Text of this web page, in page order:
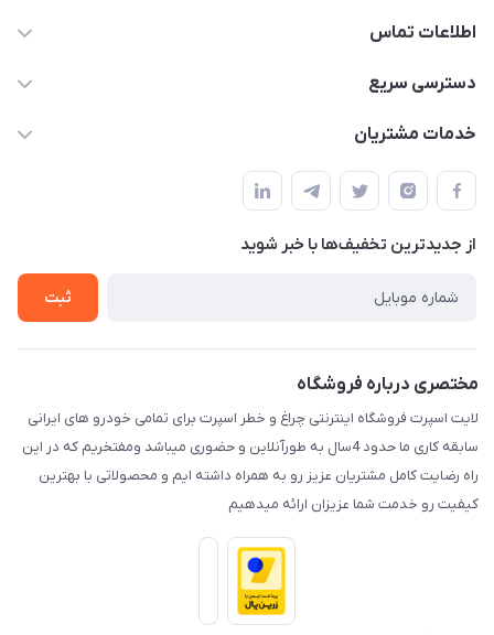
اطلاعات تماس
09012926386
دسترسی سریع
حساب کاربری
لیست محصولات
درباره ما
خدمات مشتریان
قوانین و مقررات
حریم خصوصی
راهنما
از جدید‌ترین تخفیف‌ها با‌ خبر شوید
ثبت
مختصری درباره فروشگاه
لایت اسپرت فروشگاه اینترنتی چراغ و خطر اسپرت برای تمامی خودرو های ایرانی
سابقه کاری ما حدود 4سال به طورآنلاین و حضوری میباشد ومفتخریم که در این
راه رضایت کامل مشتریان عزیز رو به همراه داشته ایم و محصولاتی با بهترین
کیفیت رو خدمت شما عزیزان ارائه میدهیم